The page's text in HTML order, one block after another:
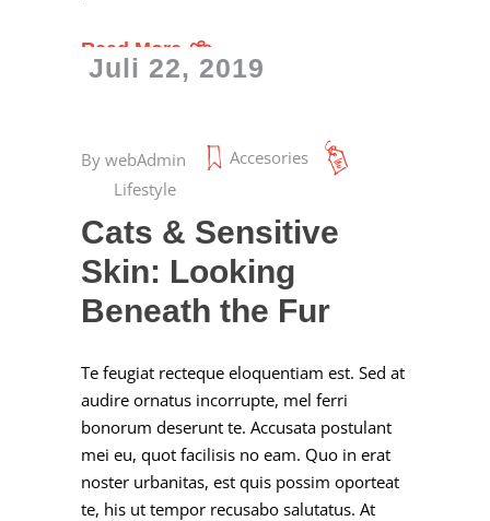
Read More
Juli 22, 2019
By webAdmin
Accesories
Lifestyle
Cats & Sensitive
Skin: Looking
Beneath the Fur
Te feugiat recteque eloquentiam est. Sed at
audire ornatus incorrupte, mel ferri
bonorum deserunt te. Accusata postulant
mei eu, quot facilisis no eam. Quo in erat
noster urbanitas, est quis possim oporteat
te, his ut tempor recusabo salutatus. At